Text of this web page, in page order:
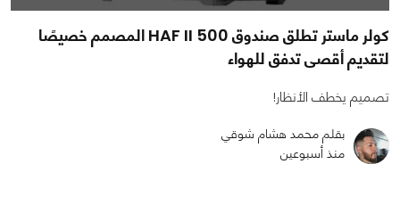
كولر ماستر تطلق صندوق HAF II 500 المصمم خصيصًا
لتقديم أقصى تدفق للهواء
تصميم يخطف الأنظار!
بقلم محمد هشام شوقي
منذ أسبوعين